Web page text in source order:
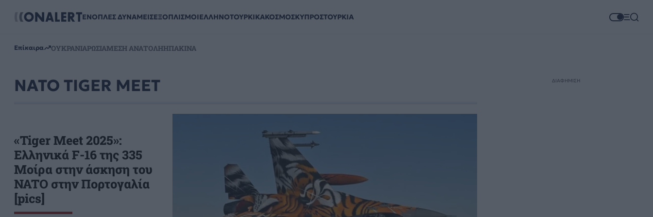
ΕΝΟΠΛΕΣ ΔΥΝΑΜΕΙΣΕΞΟΠΛΙΣΜΟΙΕΛΛΗΝΟΤΟΥΡΚΙΚΑΚΟΣΜΟΣΚΥΠΡΟΣΤΟΥΡΚΙΑ
Επίκαιρα ΟΥΚΡΑΝΙΑΡΩΣΙΑΜΕΣΗ ΑΝΑΤΟΛΗΗΠΑΚΙΝΑ
NATO TIGER MEET
«Tiger Meet 2025»:
Ελληνικά F-16 της 335
Μοίρα στην άσκηση του
NATO στην Πορτογαλία
[pics]
ΔΙΑΦΗΜΙΣΗ